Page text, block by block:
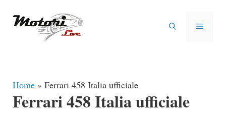
MENU
Home » Ferrari 458 Italia ufficiale
Ferrari 458 Italia ufficiale